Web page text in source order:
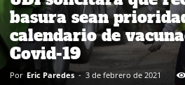
basura sean
calendario de
Covid-19
Por Eric Paredes - 3 de febrero de 2021